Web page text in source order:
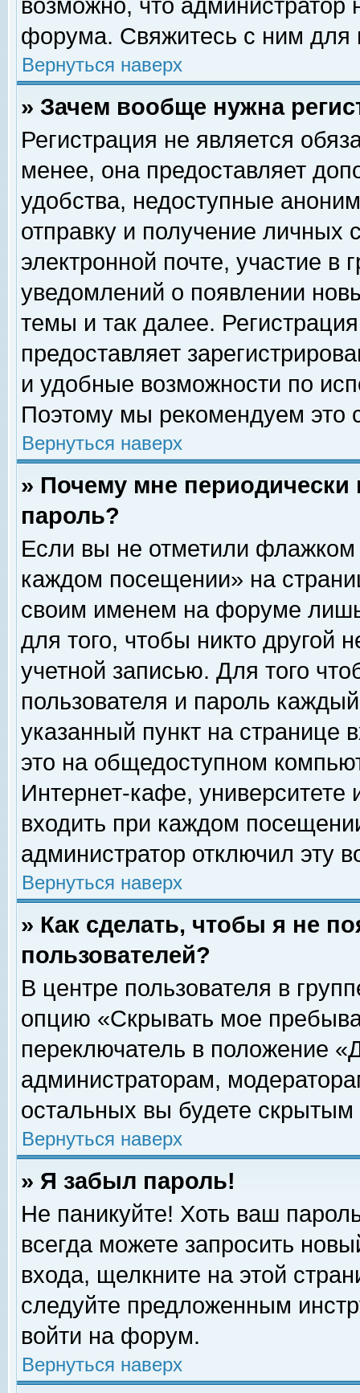
возможно, что
форума. Свяжитесь с ним для
Вернуться наверх
» Зачем вообще нужна
Регистрация не является
менее, она предоставляет
удобства, недоступные
отправку и получение личных
электронной почте, участие в
уведомлений о появлении
темы и так далее.
предоставляет
и удобные возможности по
Поэтому мы рекомендуем это
Вернуться наверх
» Почему мне
пароль?
Если вы не отметили флажком
каждом посещении» на
своим именем на форуме
для того, чтобы никто другой
учетной записью. Для того
пользователя и пароль
указанный пункт на
это на общедоступном
Интернет-кафе, университете
входить при каждом
администратор отключил эту
Вернуться наверх
» Как сделать, чтобы я не
пользователей?
В центре пользователя в
опцию «Скрывать мое
переключатель в положение
администраторам,
остальных вы будете скрытым
Вернуться наверх
» Я забыл пароль!
Не паникуйте! Хоть ваш
всегда можете запросить
входа, щелкните на этой
следуйте предложенным
войти на форум.
Вернуться наверх